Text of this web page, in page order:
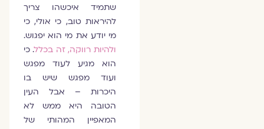
שתמיד איכשהו צריך
להיראות טוב, כי אולי, כי
מי יודע את מי הוא יפגוש.
ולהיות רווקה, זה בכלל. כי
הוא מגיע לעוד מפגש
ועוד מפגש שיש בו
היכרות – אבל העין
הטובה היא ממש לא
המאפיין המהותי של